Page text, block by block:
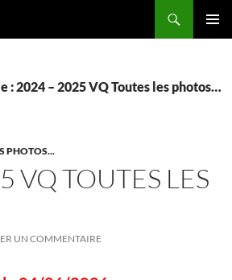
: 2024 – 2025 VQ Toutes les photos…
PHOTOS...
VQ TOUTES LES
UN COMMENTAIRE